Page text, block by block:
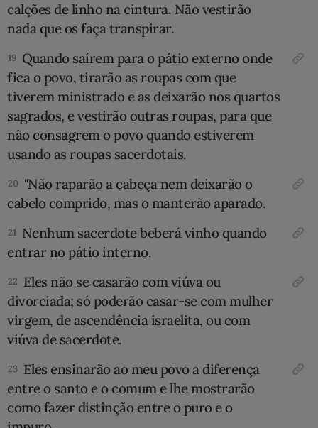
calções de linho na cintura. Não vestirão
nada que os faça transpirar.
19 Quando saírem para o pátio externo onde
fica o povo, tirarão as roupas com que
tiverem ministrado e as deixarão nos quartos
sagrados, e vestirão outras roupas, para que
não consagrem o povo quando estiverem
usando as roupas sacerdotais.
20 "Não raparão a cabeça nem deixarão o
cabelo comprido, mas o manterão aparado.
21 Nenhum sacerdote beberá vinho quan­do
entrar no pátio interno.
22 Eles não se casarão com viúva ou
divorciada; só poderão casar-se com mulher
virgem, de ascendência israelita, ou com
viúva de sacerdote.
23 Eles ensinarão ao meu povo a diferença
entre o santo e o comum e lhe mostrarão
como fazer distinção entre o puro e o